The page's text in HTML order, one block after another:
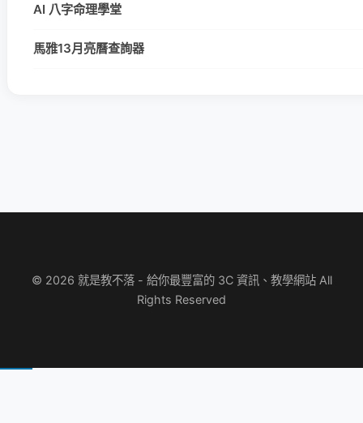
AI 八字命理學堂
馬雅13月亮曆查詢器
© 2026 就是教不落 - 給你最豐富的 3C 資訊、教學網站 All
Rights Reserved